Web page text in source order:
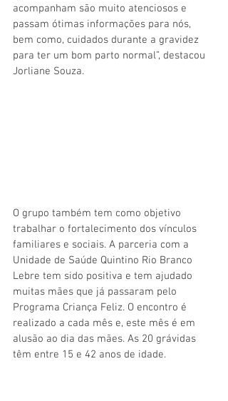
acompanham são muito atenciosos e
passam ótimas informações para nós,
bem como, cuidados durante a gravidez
para ter um bom parto normal”, destacou
Jorliane Souza.
O grupo também tem como objetivo
trabalhar o fortalecimento dos vínculos
familiares e sociais. A parceria com a
Unidade de Saúde Quintino Rio Branco
Lebre tem sido positiva e tem ajudado
muitas mães que já passaram pelo
Programa Criança Feliz. O encontro é
realizado a cada mês e, este mês é em
alusão ao dia das mães. As 20 grávidas
têm entre 15 e 42 anos de idade.